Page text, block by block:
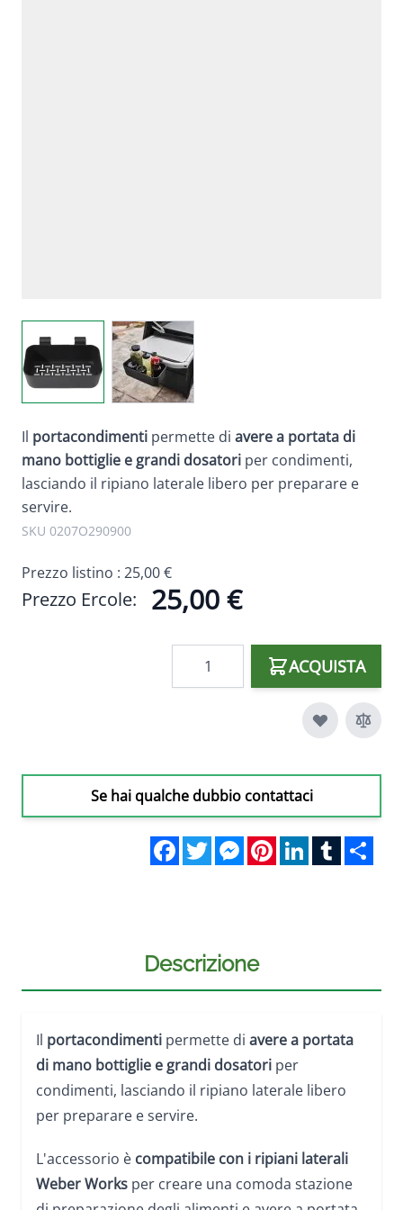
View larger imageView larger image
Il portacondimenti permette di avere a portata di
mano bottiglie e grandi dosatori per condimenti,
lasciando il ripiano laterale libero per preparare e
servire.
SKU 0207O290900
Prezzo listino : 25,00 €
Prezzo Ercole: 25,00 €
ACQUISTA
Se hai qualche dubbio contattaci
FacebookTwitterMessengerPinterestLinkedInTumblr
Descrizione
Il portacondimenti permette di avere a portata
di mano bottiglie e grandi dosatori per
condimenti, lasciando il ripiano laterale libero
per preparare e servire.
L'accessorio è compatibile con i ripiani laterali
Weber Works per creare una comoda stazione